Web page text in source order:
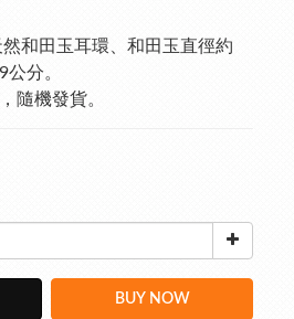
和田玉耳環、和田玉直徑約
分。
隨機發貨。
BUY NOW